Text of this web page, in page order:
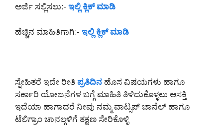
ಅರ್ಜಿ ಸಲ್ಲಿಸಲು:- ಇಲ್ಲಿ ಕ್ಲಿಕ್ ಮಾಡಿ
ಹೆಚ್ಚಿನ ಮಾಹಿತಿಗಾಗಿ:- ಇಲ್ಲಿ ಕ್ಲಿಕ್ ಮಾಡಿ
ಸ್ನೇಹಿತರೆ ಇದೇ ರೀತಿ ಪ್ರತಿದಿನ ಹೊಸ ವಿಷಯಗಳು ಹಾಗೂ
ಸರ್ಕಾರಿ ಯೋಜನೆಗಳ ಬಗ್ಗೆ ಮಾಹಿತಿ ತಿಳಿದುಕೊಳ್ಳಲು ಆಸಕ್ತಿ
ಇದೆಯಾ ಹಾಗಾದರೆ ನೀವು ನಮ್ಮ ವಾಟ್ಸಪ್ ಚಾನೆಲ್ ಹಾಗೂ
ಟೆಲಿಗ್ರಾಂ ಚಾನಲ್ಗಳಿಗೆ ತಕ್ಷಣ ಸೇರಿಕೊಳ್ಳಿ